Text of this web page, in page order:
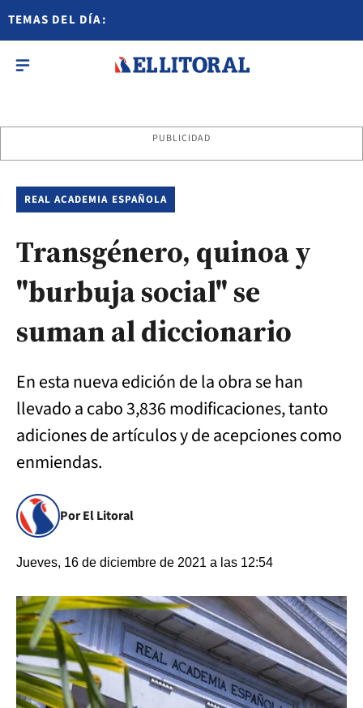
TEMAS DEL DÍA:
PUBLICIDAD
REAL ACADEMIA ESPAÑOLA
Transgénero, quinoa y
"burbuja social" se
suman al diccionario
En esta nueva edición de la obra se han
llevado a cabo 3,836 modificaciones, tanto
adiciones de artículos y de acepciones como
enmiendas.
Por El Litoral
Jueves, 16 de diciembre de 2021 a las 12:54